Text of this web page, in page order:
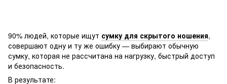
90% людей, которые ищут сумку для скрытого ношения,
совершают одну и ту же ошибку — выбирают обычную
сумку, которая не рассчитана на нагрузку, быстрый доступ
и безопасность.
В результате: